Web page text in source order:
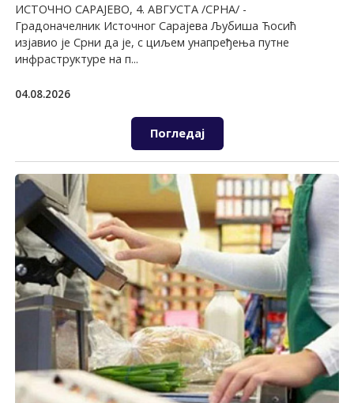
ИСТОЧНО САРАЈЕВО, 4. АВГУСТА /СРНА/ -
Градоначелник Источног Сарајева Љубиша Ћосић
изјавио је Срни да је, с циљем унапређења путне
инфраструктуре на п...
04.08.2026
Погледај